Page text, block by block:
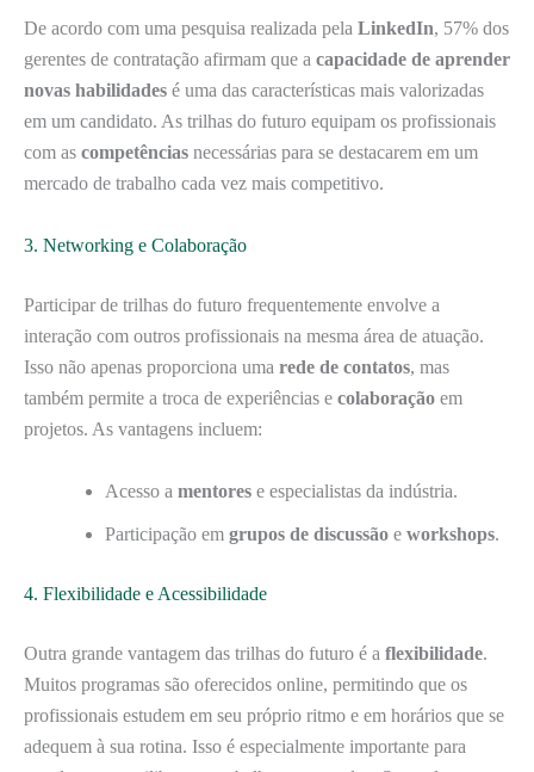
De acordo com uma pesquisa realizada pela LinkedIn, 57% dos
gerentes de contratação afirmam que a capacidade de aprender
novas habilidades é uma das características mais valorizadas
em um candidato. As trilhas do futuro equipam os profissionais
com as competências necessárias para se destacarem em um
mercado de trabalho cada vez mais competitivo.
3. Networking e Colaboração
Participar de trilhas do futuro frequentemente envolve a
interação com outros profissionais na mesma área de atuação.
Isso não apenas proporciona uma rede de contatos, mas
também permite a troca de experiências e colaboração em
projetos. As vantagens incluem:
Acesso a mentores e especialistas da indústria.
Participação em grupos de discussão e workshops.
4. Flexibilidade e Acessibilidade
Outra grande vantagem das trilhas do futuro é a flexibilidade.
Muitos programas são oferecidos online, permitindo que os
profissionais estudem em seu próprio ritmo e em horários que se
adequem à sua rotina. Isso é especialmente importante para